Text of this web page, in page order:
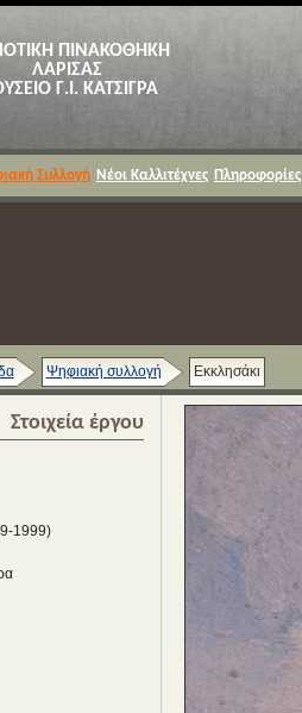
ΠΙΝΑΚΟΘΗΚΗ
ΛΑΡΙΣΑΣ
Γ.Ι. ΚΑΤΣΙΓΡΑ
Συλλογή Νέοι Καλλιτέχνες Πληροφορίες
Ψηφιακή συλλογή Εκκλησάκι
Στοιχεία έργου
1999)